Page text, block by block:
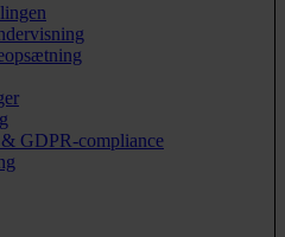
GDPR-compliance